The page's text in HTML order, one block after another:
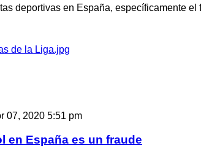
deportivas en España, específicamente
07, 2020 5:51 pm
en España es un fraude